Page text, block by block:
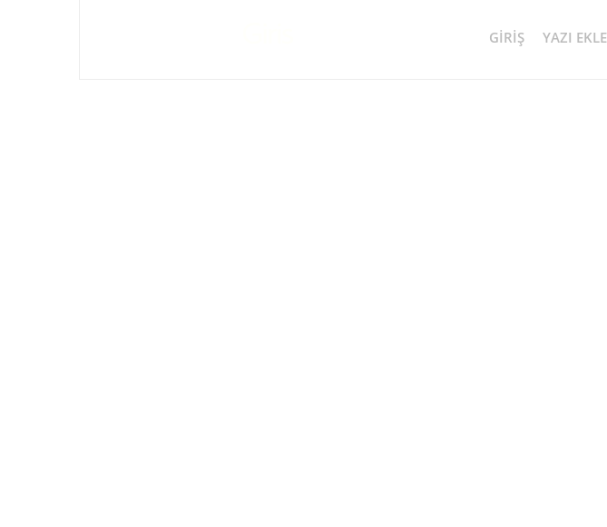
GIRIŞ YAZI EKLE